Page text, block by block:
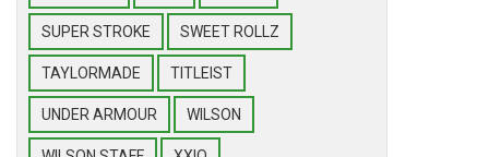
SUPER STROKE SWEET ROLLZ
TAYLORMADE TITLEIST
UNDER ARMOUR WILSON